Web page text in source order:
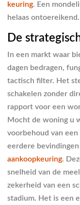
keuring. Een
helaas ontoereikend.
De
In een markt waar
dagen bedragen,
tactisch filter. Het
schakelen zonder
rapport voor een
Mocht de woning u
voorbehoud van
eerdere
aankoopkeuring.
snelheid van de
zekerheid van een
stadium. Het is een